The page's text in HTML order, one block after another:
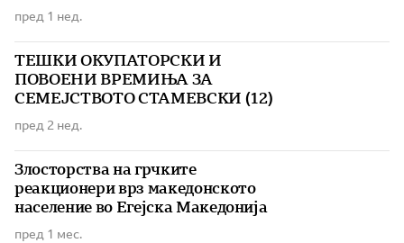
пред 1 нед.
ТЕШКИ ОКУПАТОРСКИ И
ПОВОЕНИ ВРЕМИЊА ЗА
СЕМЕЈСТВОТО СТАМЕВСКИ (12)
пред 2 нед.
Злосторства на грчките
реакционери врз македонското
население во Егејска Македонија
пред 1 мес.